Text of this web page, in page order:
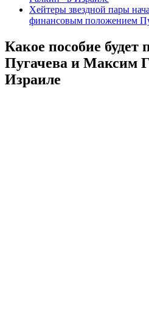
Хейтеры звездной пары
финансовым положением
Какое пособие будет
Пугачева и Максим
Израиле